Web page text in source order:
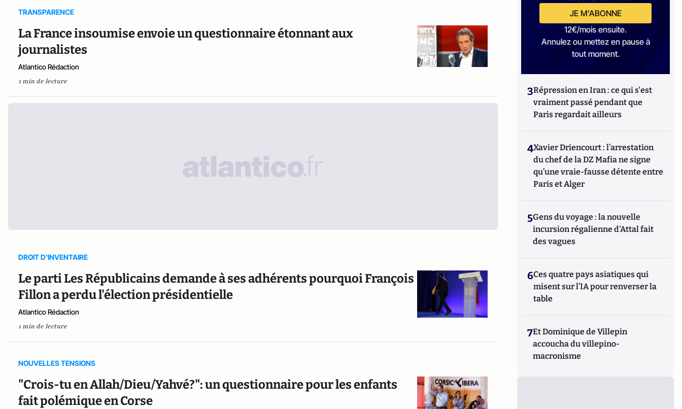
TRANSPARENCE
La France insoumise envoie un questionnaire étonnant aux
journalistes
Atlantico Rédaction
1 min de lecture
DROIT D'INVENTAIRE
Le parti Les Républicains demande à ses adhérents pourquoi François
Fillon a perdu l'élection présidentielle
Atlantico Rédaction
1 min de lecture
NOUVELLES TENSIONS
"Crois-tu en Allah/Dieu/Yahvé?": un questionnaire pour les enfants
fait polémique en Corse
JE M'ABONNE
12€/mois ensuite.
Annulez ou mettez en pause à
tout moment.
3Répression en Iran : ce qui s'est
vraiment passé pendant que
Paris regardait ailleurs
4Xavier Driencourt : l’arrestation
du chef de la DZ Mafia ne signe
qu’une vraie-fausse détente entre
Paris et Alger
5Gens du voyage : la nouvelle
incursion régalienne d'Attal fait
des vagues
6Ces quatre pays asiatiques qui
misent sur l’IA pour renverser la
table
7Et Dominique de Villepin
accoucha du villepino-
macronisme